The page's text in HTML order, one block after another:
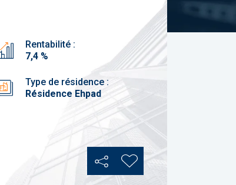
Rentabilité :
7,4 %
Type de résidence :
Résidence Ehpad
PartagerAjouter aux favoris